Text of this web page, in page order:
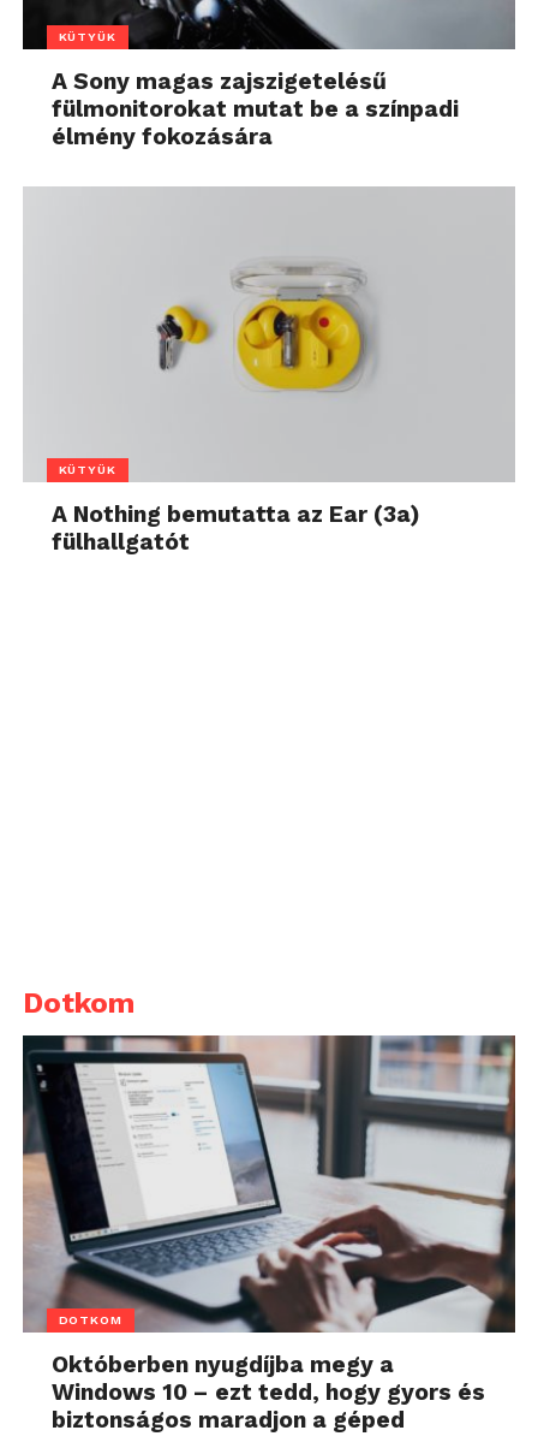
KÜTYÜK
A Sony magas zajszigetelésű
fülmonitorokat mutat be a színpadi
élmény fokozására
KÜTYÜK
A Nothing bemutatta az Ear (3a)
fülhallgatót
Dotkom
DOTKOM
Októberben nyugdíjba megy a
Windows 10 – ezt tedd, hogy gyors és
biztonságos maradjon a géped